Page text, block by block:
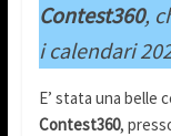
Contest360,
i calendari
E’ stata una belle
Contest360,